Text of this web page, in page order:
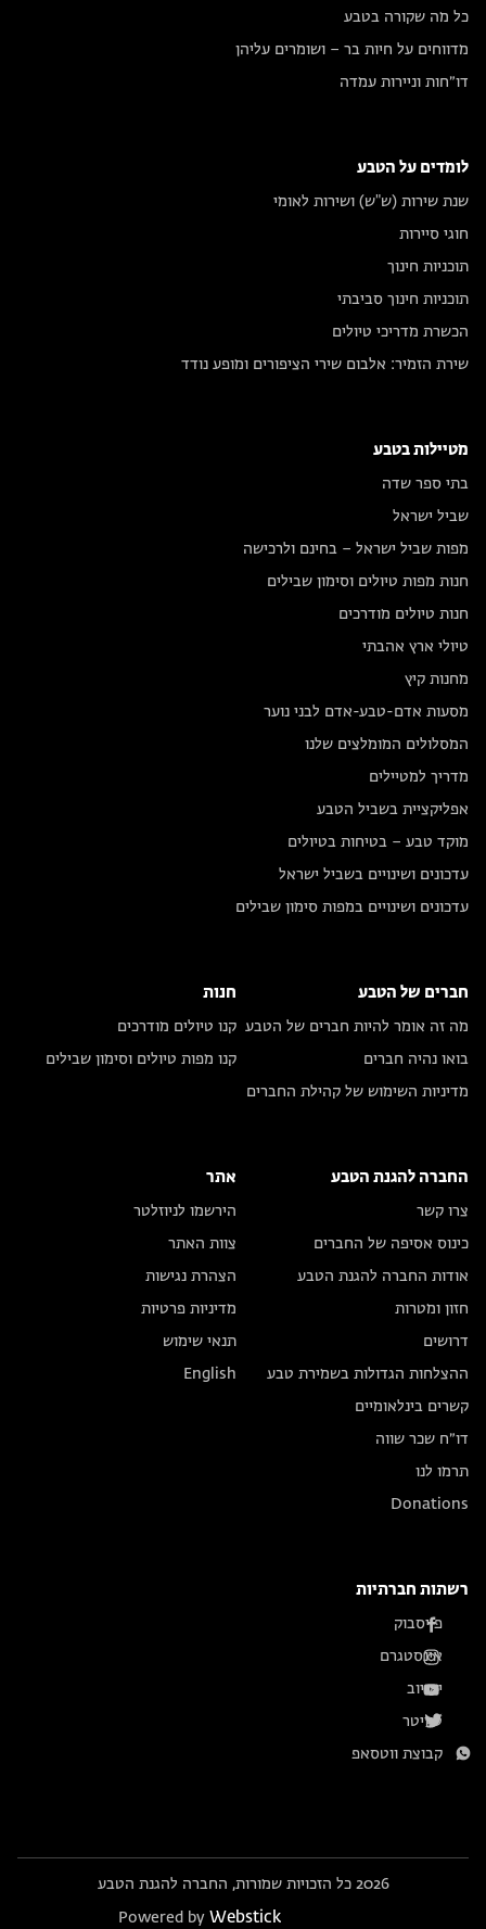
כל מה שקורה בטבע
מדווחים על חיות בר – ושומרים עליהן
דו״חות וניירות עמדה
לומדים על הטבע
שנת שירות (ש"ש) ושירות לאומי
חוגי סיירות
תוכניות חינוך
תוכניות חינוך סביבתי
הכשרת מדריכי טיולים
שירת הזמיר: אלבום שירי הציפורים ומופע נודד
מטיילות בטבע
בתי ספר שדה
שביל ישראל
מפות שביל ישראל – בחינם ולרכישה
חנות מפות טיולים וסימון שבילים
חנות טיולים מודרכים
טיולי ארץ אהבתי
מחנות קיץ
מסעות אדם-טבע-אדם לבני נוער
המסלולים המומלצים שלנו
מדריך למטיילים
אפליקציית בשביל הטבע
מוקד טבע – בטיחות בטיולים
עדכונים ושינויים בשביל ישראל
עדכונים ושינויים במפות סימון שבילים
חברים של הטבע
מה זה אומר להיות חברים של הטבע
בואו נהיה חברים
מדיניות השימוש של קהילת החברים
חנות
קנו טיולים מודרכים
קנו מפות טיולים וסימון שבילים
החברה להגנת הטבע
צרו קשר
כינוס אסיפה של החברים
אודות החברה להגנת הטבע
חזון ומטרות
דרושים
ההצלחות הגדולות בשמירת טבע
קשרים בינלאומיים
דו״ח שכר שווה
תרמו לנו
Donations
אתר
הירשמו לניוזלטר
צוות האתר
הצהרת נגישות
מדיניות פרטיות
תנאי שימוש
English
רשתות חברתיות
פייסבוק
אינסטגרם
יוטיוב
טוויטר
קבוצת ווטסאפ
2026 כל הזכויות שמורות, החברה להגנת הטבע
Powered by Webstick